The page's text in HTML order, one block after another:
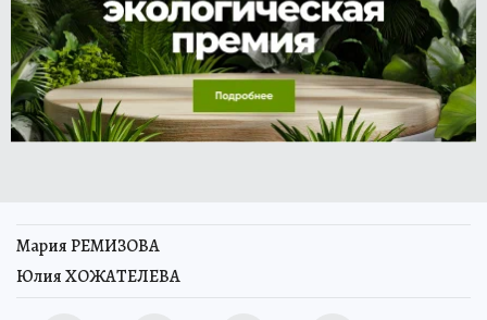
Мария РЕМИЗОВА
Юлия ХОЖАТЕЛЕВА